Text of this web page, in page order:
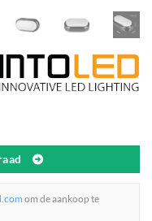
om de aankoop te